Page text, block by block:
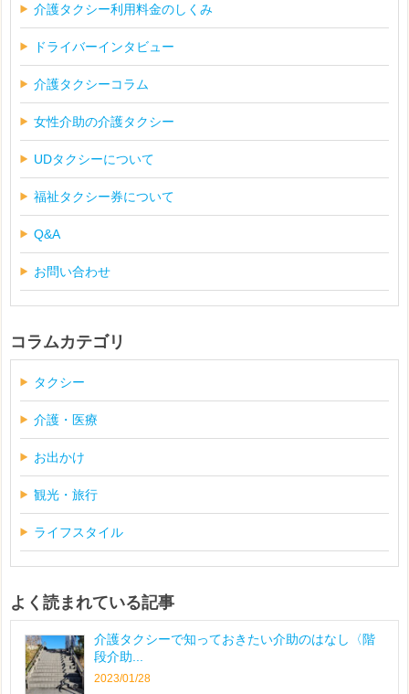
介護タクシー利用料金のしくみ
ドライバーインタビュー
介護タクシーコラム
女性介助の介護タクシー
UDタクシーについて
福祉タクシー券について
Q&A
お問い合わせ
コラムカテゴリ
タクシー
介護・医療
お出かけ
観光・旅行
ライフスタイル
よく読まれている記事
介護タクシーで知っておきたい介助のはなし〈階
段介助...
2023/01/28